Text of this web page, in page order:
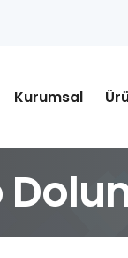
Kurumsal